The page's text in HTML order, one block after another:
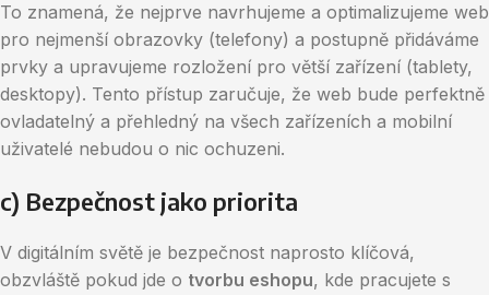
To znamená, že nejprve navrhujeme a optimalizujeme web
pro nejmenší obrazovky (telefony) a postupně přidáváme
prvky a upravujeme rozložení pro větší zařízení (tablety,
desktopy). Tento přístup zaručuje, že web bude perfektně
ovladatelný a přehledný na všech zařízeních a mobilní
uživatelé nebudou o nic ochuzeni.
c) Bezpečnost jako priorita
V digitálním světě je bezpečnost naprosto klíčová,
obzvláště pokud jde o tvorbu eshopu, kde pracujete s